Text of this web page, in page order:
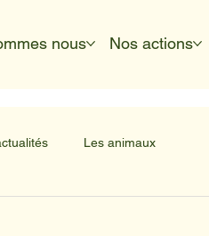
nous Nos actions
Les animaux